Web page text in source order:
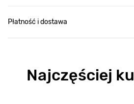
Płatność i dostawa
Najczęściej